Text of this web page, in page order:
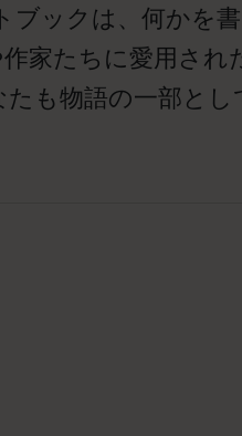
ブックは、何かを
家たちに愛用され
も物語の一部とし